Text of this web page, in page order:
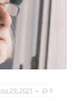
29, 2021 0